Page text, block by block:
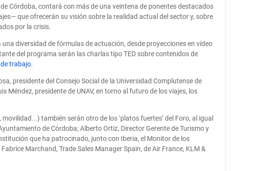
Córdoba, contará con más de una veintena de ponentes destacados
que ofrecerán su visión sobre la realidad actual del sector y, sobre
por la crisis.
diversidad de fórmulas de actuación, desde proyecciones en vídeo
del programa serán las charlas tipo TED sobre contenidos de
trabajo.
presidente del Consejo Social de la Universidad Complutense de
Méndez, presidente de UNAV, en torno al futuro de los viajes, los
también serán otro de los ‘platos fuertes’ del Foro, al igual
de Córdoba; Alberto Ortiz, Director Gerente de Turismo y
que ha patrocinado, junto con Iberia, el Monitor de los
Marchand, Trade Sales Manager Spain, de Air France, KLM &